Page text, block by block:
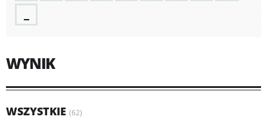
WYNIK
WSZYSTKIE (62)